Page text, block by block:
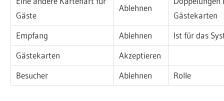
Gäste
Ablehnen
Gästekarten
Empfang
Ablehnen
Ist für das
Gästekarten
Akzeptieren
Besucher
Ablehnen Rolle